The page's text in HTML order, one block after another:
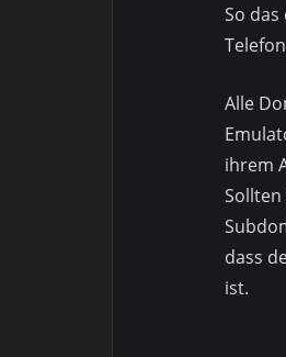
So
Alle
ihrem
Sollten
dass
ist.